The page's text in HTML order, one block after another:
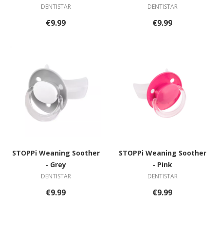
DENTISTAR
€9.99
DENTISTAR
€9.99
STOPPi Weaning Soother
- Grey
DENTISTAR
€9.99
STOPPi Weaning Soother
- Pink
DENTISTAR
€9.99